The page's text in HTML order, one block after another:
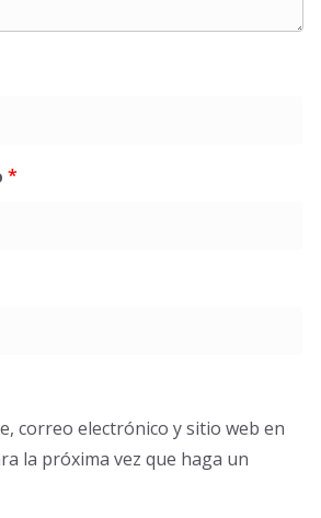
*
correo electrónico y sitio web en
la próxima vez que haga un